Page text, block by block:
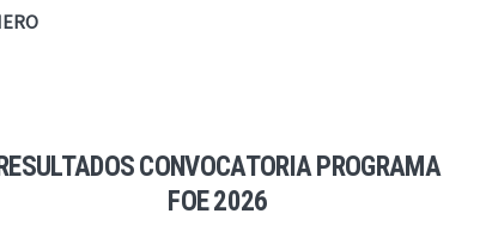
RESULTADOS CONVOCATORIA PROGRAMA
FOE 2026